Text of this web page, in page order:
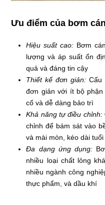
Ưu điểm của bơm
Hiệu suất cao: Bơm
lượng và áp suất ổn
quả và đáng tin cậy
Thiết kế đơn giản: Cấu
đơn giản với ít bộ
cố và dễ dàng bảo trì
Khả năng tự điều chỉnh:
chỉnh để bám sát vào
và mài mòn, kéo dài
Đa dạng ứng dụng:
nhiều loại chất lỏng
nhiều ngành công
thực phẩm, và dầu khí